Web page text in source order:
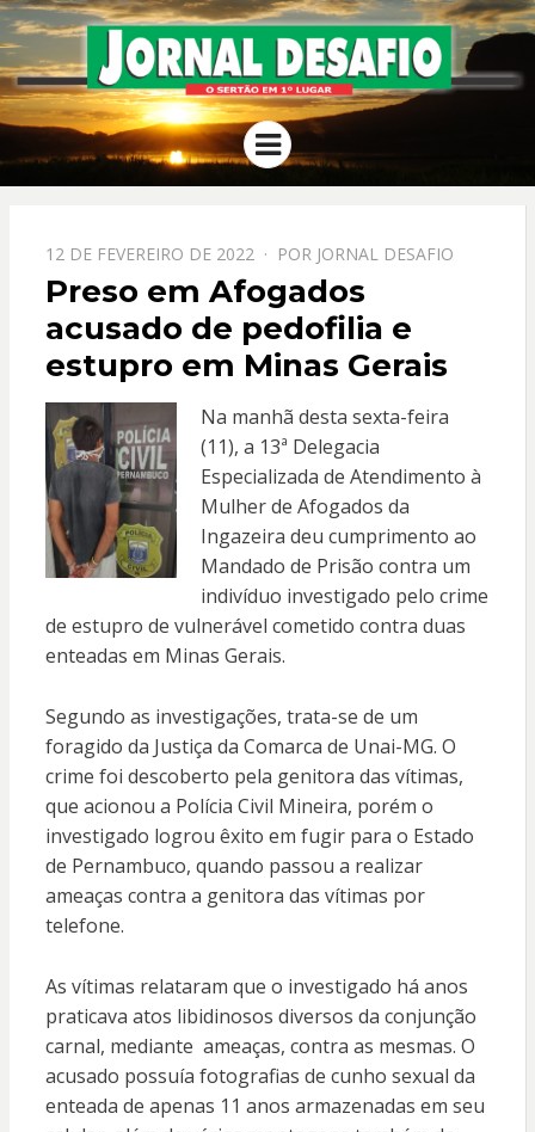
JORNAL
DESAFIO
O Sertão em 1º Lugar
Menu
PPOSTADO
EM
12 DE FEVEREIRO DE 2022 POR JORNAL DESAFIO
Preso em Afogados
acusado de pedofilia e
estupro em Minas Gerais
Na manhã desta sexta-feira
(11), a 13ª Delegacia
Especializada de Atendimento à
Mulher de Afogados da
Ingazeira deu cumprimento ao
Mandado de Prisão contra um
indivíduo investigado pelo crime
de estupro de vulnerável cometido contra duas
enteadas em Minas Gerais.
Segundo as investigações, trata-se de um
foragido da Justiça da Comarca de Unai-MG. O
crime foi descoberto pela genitora das vítimas,
que acionou a Polícia Civil Mineira, porém o
investigado logrou êxito em fugir para o Estado
de Pernambuco, quando passou a realizar
ameaças contra a genitora das vítimas por
telefone.
As vítimas relataram que o investigado há anos
praticava atos libidinosos diversos da conjunção
carnal, mediante ameaças, contra as mesmas. O
acusado possuía fotografias de cunho sexual da
enteada de apenas 11 anos armazenadas em seu